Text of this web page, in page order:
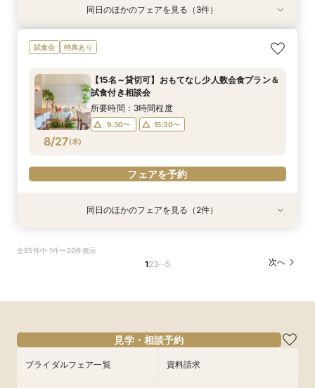
特典あり
8/26(水)
パパママ婚、マタニティでも安心♪ソファでゆっ
たり見学試食付き相談会
9:30〜
8/26(水)
【60分クイック相談会】結婚式準備が丸わか
り！試食チケット付
10:00〜
15:30〜
特典あり
8/26(水)
【憧れのガーデン挙式】所要90分の相談会★お
得なプラン紹介も！試着体験付き♪
10:00〜
15:30〜
同日のほかのフェアを見る（3件）
試食会 特典あり
8/27(木)
【15名～貸切可】おもてなし少人数会食プラン＆
試食付き相談会
所要時間：3時間程度
9:30〜 15:30〜
フェアを予約
特典あり
8/27
得なプラン紹介も！試着体験付き♪
フェアを予約
特典あり
8/27
あり♪】ウエディング診断＆お料理試食フェア
フェアを予約
同日のほかのフェアを見る（2件）
全85件中 1件〜20件表示
123…5 次へ
見学・相談予約
ブライダルフェア一覧 資料請求